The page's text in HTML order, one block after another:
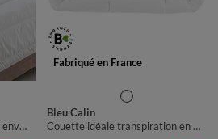
Couette été légère 100 g/m² enveloppe coton
Fabriqué en France
Bleu Calin
Couette idéale transpiration en microfibre QuickDry® 200 g/m²